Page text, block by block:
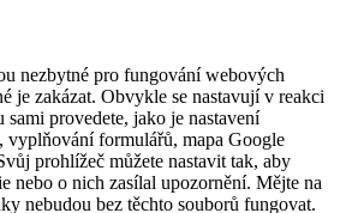
nezbytné pro fungování webových
je zakázat. Obvykle se nastavují v reakci
provedete, jako je nastavení
vyplňování formulářů, mapa Google
prohlížeč můžete nastavit tak, aby
nebo o nich zasílal upozornění. Mějte na
nebudou bez těchto souborů fungovat.